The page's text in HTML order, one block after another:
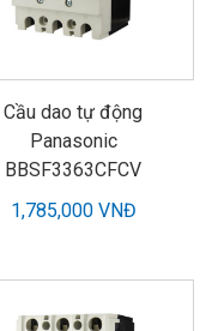
Cầu dao tự động
Panasonic
BBSF3363CFCV
1,785,000 VNĐ